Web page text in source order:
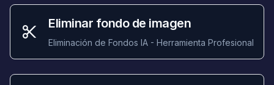
Eliminar fondo de imagen
Eliminación de Fondos IA - Herramienta Profesional